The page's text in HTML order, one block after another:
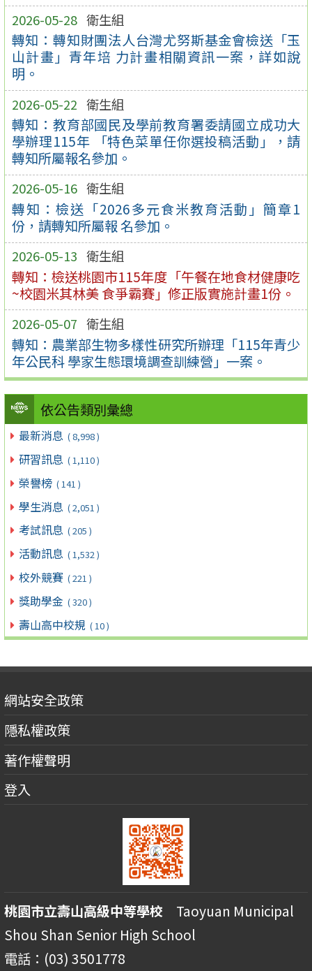
2026-05-28 衛生組
轉知：轉知財團法人台灣尤努斯基金會檢送「玉
山計畫」青年培 力計畫相關資訊一案，詳如說
明。
2026-05-22 衛生組
轉知：教育部國民及學前教育署委請國立成功大
學辦理115年 「特色菜單任你選投稿活動」，請
轉知所屬報名參加。
2026-05-16 衛生組
轉知：檢送「2026多元食米教育活動」簡章1
份，請轉知所屬報 名參加。
2026-05-13 衛生組
轉知：檢送桃園市115年度「午餐在地食材健康吃
~校園米其林美 食爭霸賽」修正版實施計畫1份。
2026-05-07 衛生組
轉知：農業部生物多樣性研究所辦理「115年青少
年公民科 學家生態環境調查訓練營」一案。
依公告類別彙總
最新消息 ( 8,998 )
研習訊息 ( 1,110 )
榮譽榜 ( 141 )
學生消息 ( 2,051 )
考試訊息 ( 205 )
活動訊息 ( 1,532 )
校外競賽 ( 221 )
獎助學金 ( 320 )
壽山高中校規 ( 10 )
網站安全政策
隱私權政策
著作權聲明
登入
桃園市立壽山高級中等學校 Taoyuan Municipal
Shou Shan Senior High School
電話：(03) 3501778